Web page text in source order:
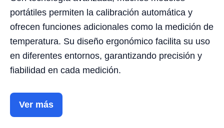
portátiles permiten la calibración automática y
ofrecen funciones adicionales como la medición de
temperatura. Su diseño ergonómico facilita su uso
en diferentes entornos, garantizando precisión y
fiabilidad en cada medición.
Ver más